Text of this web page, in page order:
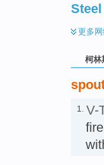
更多
柯林
1. V-
fire